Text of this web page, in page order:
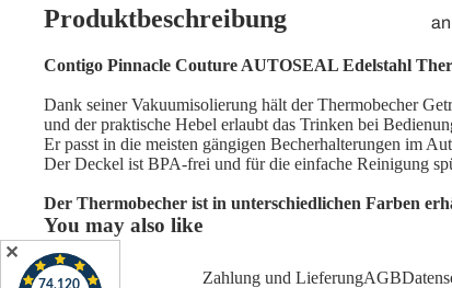
Videokabel
Lose Stecker /
Kupplung
Patchkabel /
Produktbeschreibung
Contigo Pinnacle Couture AUTOSEAL Edelstahl
Dank seiner Vakuumisolierung hält der Thermobecher
und der praktische Hebel erlaubt das Trinken bei
Er passt in die meisten gängigen Becherhalterungen im
Der Deckel ist BPA-frei und für die einfache Reinigung
Der Thermobecher ist in unterschiedlichen Farben
You may also like
Zahlung und LieferungAGB
✕